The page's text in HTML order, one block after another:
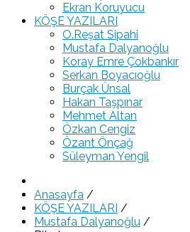
Ekran Koruyucu
KÖŞE YAZILARI
O.Reşat Sipahi
Mustafa Dalyanoğlu
Koray Emre Çokbankır
Serkan Boyacıoğlu
Burçak Ünsal
Hakan Taşpınar
Mehmet Altan
Özkan Cengiz
Özant Önçağ
Süleyman Yengil
Anasayfa /
KÖŞE YAZILARI /
Mustafa Dalyanoğlu /